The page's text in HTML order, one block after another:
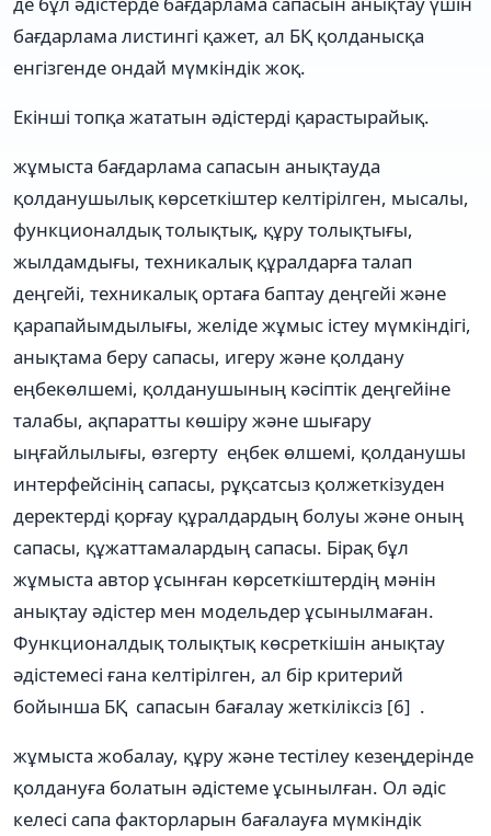
бағдарлама листингі қажет, ал БҚ қолданысқа
енгізгенде ондай мүмкіндік жоқ.
Екінші топқа жататын әдістерді қарастырайық.
жұмыста бағдарлама сапасын анықтауда
қолданушылық көрсеткіштер келтірілген, мысалы,
функционалдық толықтық, құру толықтығы,
жылдамдығы, техникалық құралдарға талап
деңгейі, техникалық ортаға баптау деңгейі және
қарапайымдылығы, желіде жұмыс істеу мүмкіндігі,
анықтама беру сапасы, игеру және қолдану
еңбекөлшемі, қолданушының кәсіптік деңгейіне
талабы, ақпаратты көшіру және шығару
ыңғайлылығы, өзгерту еңбек өлшемі, қолданушы
интерфейсінің сапасы, рұқсатсыз қолжеткізуден
деректерді қорғау құралдардың болуы және оның
сапасы, құжаттамалардың сапасы. Бірақ бұл
жұмыста автор ұсынған көрсеткіштердің мәнін
анықтау әдістер мен модельдер ұсынылмаған.
Функционалдық толықтық көсреткішін анықтау
әдістемесі ғана келтірілген, ал бір критерий
бойынша БҚ сапасын бағалау жеткіліксіз [6] .
жұмыста жобалау, құру және тестілеу кезеңдерінде
қолдануға болатын әдістеме ұсынылған. Ол әдіс
келесі сапа факторларын бағалауға мүмкіндік